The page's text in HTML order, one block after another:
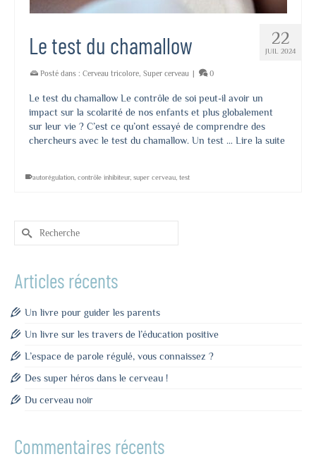
22
JUIL 2024
Le test du chamallow
Posté dans : Cerveau tricolore, Super cerveau | 0
Le test du chamallow Le contrôle de soi peut-il avoir un
impact sur la scolarité de nos enfants et plus globalement
sur leur vie ? C’est ce qu’ont essayé de comprendre des
chercheurs avec le test du chamallow. Un test … Lire la suite
autorégulation contrôle inhibiteur, super cerveau test
Rechercher :
Articles récents
Un livre pour guider les parents
Un livre sur les travers de l’éducation positive
L’espace de parole régulé, vous connaissez ?
Des super héros dans le cerveau !
Du cerveau noir
Commentaires récents